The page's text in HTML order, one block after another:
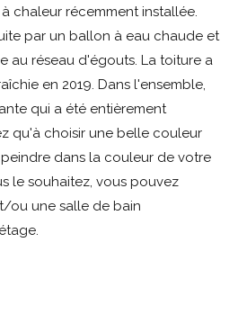
chaleur récemment installée.
par un ballon à eau chaude et
au réseau d'égouts. La toiture a
en 2019. Dans l'ensemble,
qui a été entièrement
qu'à choisir une belle couleur
dans la couleur de votre
le souhaitez, vous pouvez
ou une salle de bain